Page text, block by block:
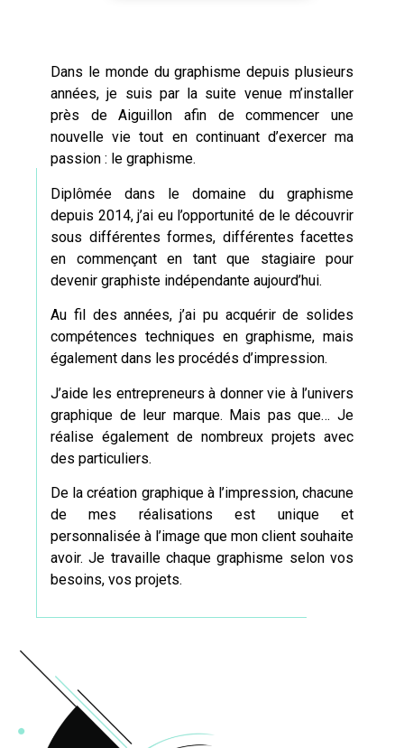
Dans le monde du graphisme depuis plusieurs
années, je suis par la suite venue m’installer
près deAiguillon afin de commencer une
nouvelle vie tout en continuant d’exercer ma
passion : le graphisme.
Diplômée dans le domaine du graphisme
depuis 2014, j’ai eu l’opportunité de le découvrir
sous différentes formes, différentes facettes
en commençant en tant que stagiaire pour
devenir graphiste indépendante aujourd’hui.
Au fil des années, j’ai pu acquérir de solides
compétences techniques en graphisme, mais
également dans les procédés d’impression.
J’aide les entrepreneurs à donner vie à l’univers
graphique de leur marque. Mais pas que… Je
réalise également de nombreux projets avec
des particuliers.
De la création graphique à l’impression, chacune
de mes réalisations est unique et
personnalisée à l’image que mon client souhaite
avoir. Je travaille chaque graphisme selon vos
besoins, vos projets.